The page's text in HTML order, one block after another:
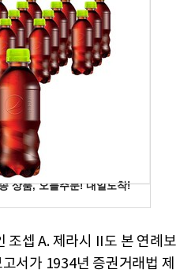
조셉 A. 제라시 II도 본 연례보
서가 1934년 증권거래법 제